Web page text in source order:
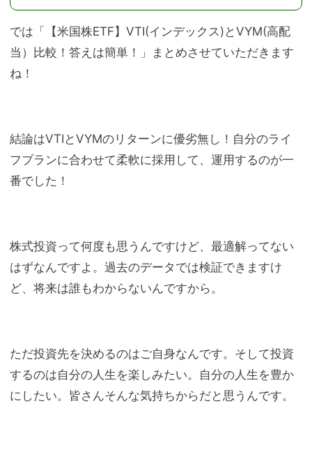
では「【米国株ETF】VTI(インデックス)とVYM(高配
当）比較！答えは簡単！」まとめさせていただきます
ね！
結論はVTIとVYMのリターンに優劣無し！自分のライ
フプランに合わせて柔軟に採用して、運用するのが一
番でした！
株式投資って何度も思うんですけど、最適解ってない
はずなんですよ。過去のデータでは検証できますけ
ど、将来は誰もわからないんですから。
ただ投資先を決めるのはご自身なんです。そして投資
するのは自分の人生を楽しみたい。自分の人生を豊か
にしたい。皆さんそんな気持ちからだと思うんです。